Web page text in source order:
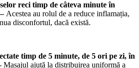
reci timp de câteva minute în
Acestea au rolul de a reduce inflamația,
disconfortul, dacă există.
timp de 5 minute, de 5 ori pe zi, în
Masajul ajută la distribuirea uniformă a